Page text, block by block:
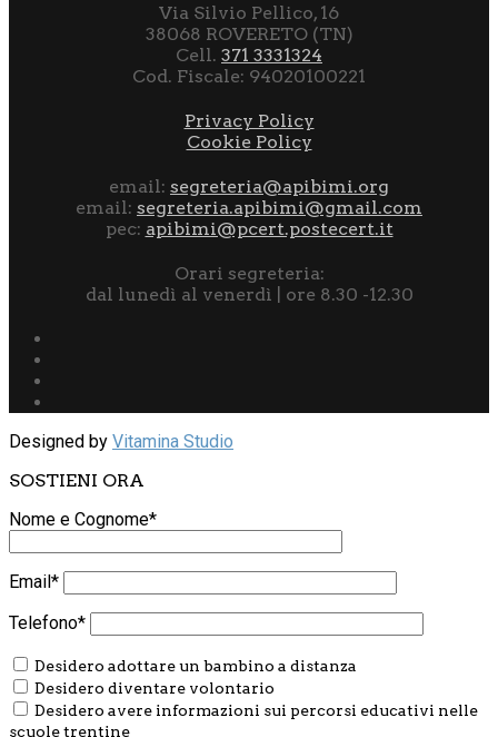
Via Silvio Pellico, 16
38068 ROVERETO (TN)
Cell. 371 3331324
Cod. Fiscale: 94020100221
Privacy Policy
Cookie Policy
email: segreteria@apibimi.org
email: segreteria.apibimi@gmail.com
pec: apibimi@pcert.postecert.it
Orari segreteria:
dal lunedì al venerdì | ore 8.30 -12.30
Designed by Vitamina Studio
SOSTIENI ORA
Nome e Cognome*
Email*
Telefono*
Desidero adottare un bambino a distanza
Desidero diventare volontario
Desidero avere informazioni sui percorsi educativi nelle
scuole trentine